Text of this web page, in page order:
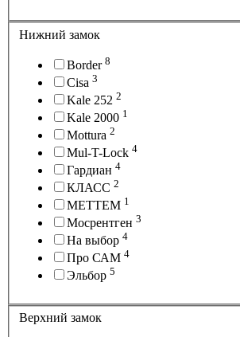
Нижний замок
Border 8
Cisa 3
Kale 252 2
Kale 2000 1
Mottura 2
Mul-T-Lock 4
Гардиан 4
КЛАСС 2
МЕТТЕМ 1
Мосрентген 3
На выбор 4
Про САМ 4
Эльбор 5
Верхний замок